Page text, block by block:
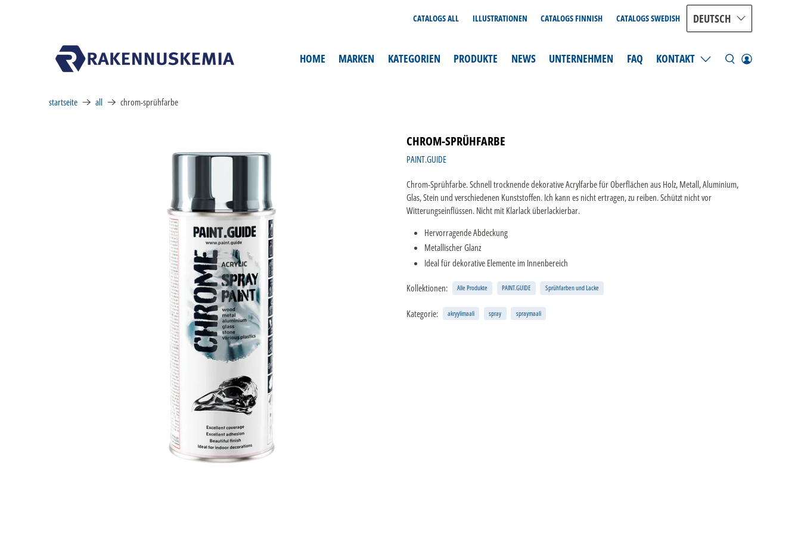
CATALOGS ALL ILLUSTRATIONEN CATALOGS FINNISH CATALOGS SWEDISH DEUTSCH
HOME MARKEN KATEGORIEN PRODUKTE NEWS UNTERNEHMEN FAQ KONTAKT
startseite all chrom-sprühfarbe
CHROM-SPRÜHFARBE
PAINT.GUIDE
Chrom-Sprühfarbe. Schnell trocknende dekorative Acrylfarbe für Oberflächen aus Holz, Metall, Aluminium,
Glas, Stein und verschiedenen Kunststoffen. Ich kann es nicht ertragen, zu reiben. Schützt nicht vor
Witterungseinflüssen. Nicht mit Klarlack überlackierbar.
Hervorragende Abdeckung
Metallischer Glanz
Ideal für dekorative Elemente im Innenbereich
Kollektionen: Alle Produkte PAINT.GUIDE Sprühfarben und Lacke
Kategorie: akryylimaali spray spraymaali